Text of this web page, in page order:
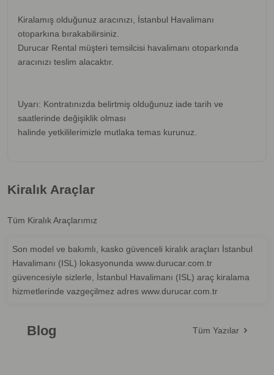
Kiralamış olduğunuz aracınızı, İstanbul Havalimanı
otoparkına bırakabilirsiniz.
Durucar Rental müşteri temsilcisi havalimanı otoparkında
aracınızı teslim alacaktır.
Uyarı: Kontratınızda belirtmiş olduğunuz iade tarih ve
saatlerinde değişiklik olması
halinde yetkililerimizle mutlaka temas kurunuz.
Kiralık Araçlar
Tüm Kiralık Araçlarımız
Son model ve bakımlı, kasko güvenceli kiralık araçları İstanbul
Havalimanı (ISL) lokasyonunda www.durucar.com.tr
güvencesiyle sizlerle, İstanbul Havalimanı (ISL) araç kiralama
hizmetlerinde vazgeçilmez adres www.durucar.com.tr
Blog Tüm Yazılar